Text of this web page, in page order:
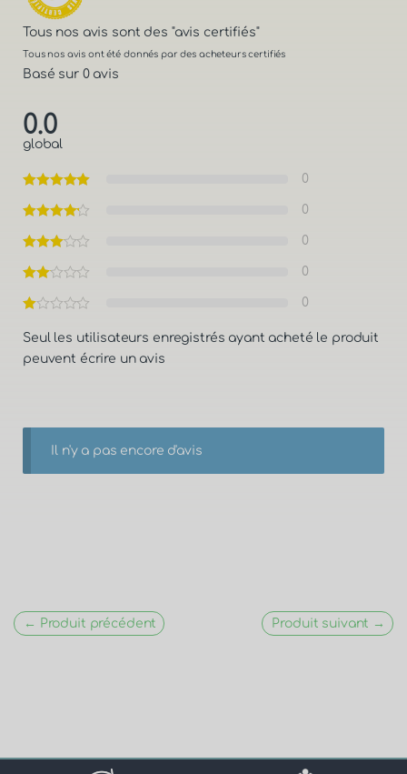
Tous nos avis sont des "avis certifiés"
Tous nos avis ont été donnés par des acheteurs certifiés
Basé sur 0 avis
0.0
global
0
0
0
0
0
Seul les utilisateurs enregistrés ayant acheté le produit
peuvent écrire un avis
Il n'y a pas encore d'avis
← Produit précédent Produit suivant →